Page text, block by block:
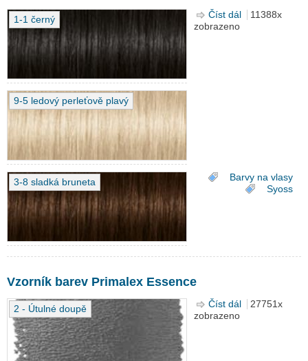
1-1 černý
9-5 ledový perleťově plavý
3-8 sladká bruneta
Barvy na vlasy
Syoss
Číst dál
Vzorník barev
11388x
zobrazeno
Vzorník barev Primalex Essence
2 - Útulné doupě Číst dál
Vzorník barev
27751x
zobrazeno